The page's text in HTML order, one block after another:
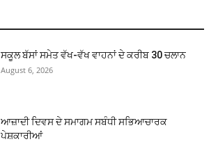
ਸਕੂਲ ਬੱਸਾਂ ਸਮੇਤ ਵੱਖ-ਵੱਖ ਵਾਹਨਾਂ ਦੇ ਕਰੀਬ 30 ਚਲਾਨ
August 6, 2026
ਆਜ਼ਾਦੀ ਦਿਵਸ ਦੇ ਸਮਾਗਮ ਸਬੰਧੀ ਸਭਿਆਚਾਰਕ
ਪੇਸ਼ਕਾਰੀਆਂ